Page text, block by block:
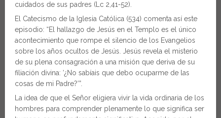
cuidados de sus padres (Lc 2,41-52).
El Catecismo de la Iglesia Católica (534) comenta así este
episodio: “El hallazgo de Jesús en el Templo es el único
acontecimiento que rompe el silencio de los Evangelios
sobre los años ocultos de Jesús. Jesús revela el misterio
de su plena consagración a una misión que deriva de su
filiación divina: ‘¿No sabíais que debo ocuparme de las
cosas de mi Padre?’”.
La idea de que el Señor eligiera vivir la vida ordinaria de los
hombres para comprender plenamente lo que significa ser